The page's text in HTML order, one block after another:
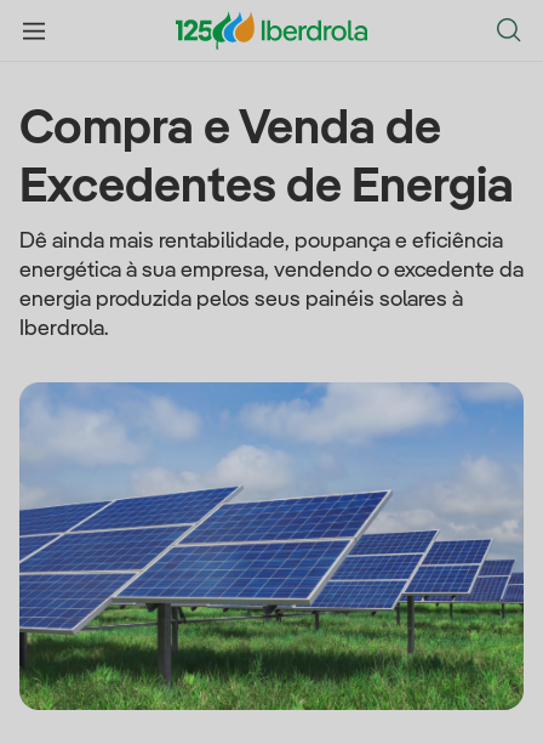
Compra e Venda de
Excedentes de Energia
Dê ainda mais rentabilidade, poupança e eficiência
energética à sua empresa, vendendo o excedente da
energia produzida pelos seus painéis solares à
Iberdrola.